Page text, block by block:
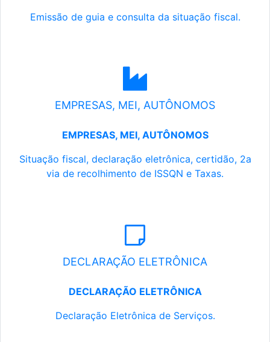
Emissão de guia e consulta da situação fiscal.
EMPRESAS, MEI, AUTÔNOMOS
EMPRESAS, MEI, AUTÔNOMOS
Situação fiscal, declaração eletrônica, certidão, 2a
via de recolhimento de ISSQN e Taxas.
DECLARAÇÃO ELETRÔNICA
DECLARAÇÃO ELETRÔNICA
Declaração Eletrônica de Serviços.